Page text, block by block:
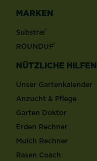
MARKEN
Substral®
ROUNDUP®
NÜTZLICHE HILFEN
Unser Gartenkalender
Anzucht & Pflege
Garten Doktor
Erden Rechner
Mulch Rechner
Rasen Coach